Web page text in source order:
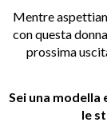
Mentre
con questa
prossima
Sei una modella
le